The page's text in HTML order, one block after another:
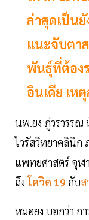
ล่าสุดเป็น
แนะจับตา
พันธุ์ที่ต้อง
อินเดีย เห
นพ.ยง ภู่วรวรรณ
ไวรัสวิทยาคลินิก
แพทยศาสตร์ จุฬ
ถึงโควิด 19 กับ
หมอยง บอกว่า ก